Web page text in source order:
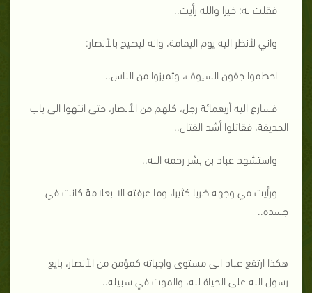
فقلت له: خيرا والله رأيت..
واني لأنظر اليه يوم اليمامة، وانه ليصيح بالأنصار:
احطموا جفون السيوف، وتميزوا من الناس..
فسارع اليه أربعمائة رجل، كلهم من الأنصار، حتى انتهوا الى باب
الحديقة، فقاتلوا أشد القتال..
واستشهد عباد بن بشر رحمه الله..
ورأيت في وجهه ضربا كثيرا، وما عرفته الا بعلامة كانت في
جسده..
هكذا ارتفع عباد الى مستوى واجباته كمؤمن من الأنصار، بايع
رسول الله على الحياة لله، والموت في سبيله..